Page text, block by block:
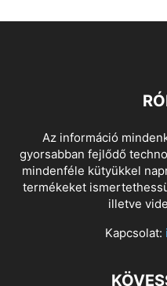
Az információ
gyorsabban fejlődő
mindenféle kütyükkel
termékeket
illetve
Kapcsolat: